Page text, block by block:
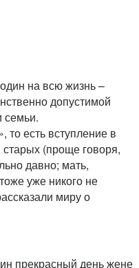
на всю жизнь –
допустимой
то есть вступление в
(проще говоря,
давно; мать,
уже никого не
миру о
прекрасный день жене